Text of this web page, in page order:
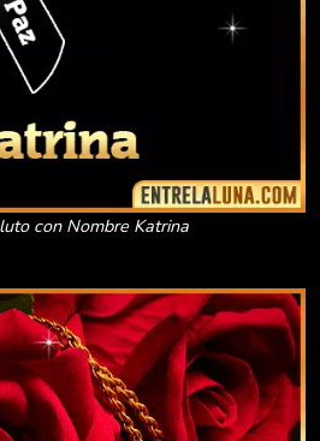
con Nombre Katrina